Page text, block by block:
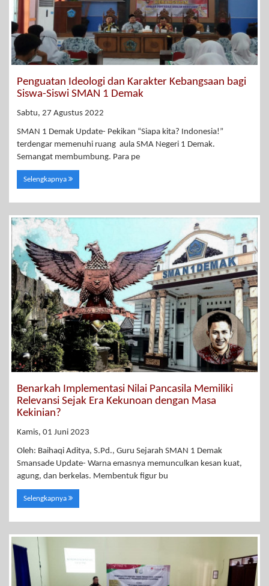
Penguatan Ideologi dan Karakter Kebangsaan bagi
Siswa-Siswi SMAN 1 Demak
Sabtu, 27 Agustus 2022
SMAN 1 Demak Update- Pekikan “Siapa kita? Indonesia!”
terdengar memenuhi ruang aula SMA Negeri 1 Demak.
Semangat membumbung. Para pe
Selengkapnya
Benarkah Implementasi Nilai Pancasila Memiliki
Relevansi Sejak Era Kekunoan dengan Masa
Kekinian?
Kamis, 01 Juni 2023
Oleh: Baihaqi Aditya, S.Pd., Guru Sejarah SMAN 1 Demak
Smansade Update- Warna emasnya memunculkan kesan kuat,
agung, dan berkelas. Membentuk figur bu
Selengkapnya